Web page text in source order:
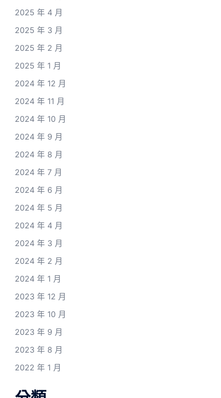
2025 年 4 月
2025 年 3 月
2025 年 2 月
2025 年 1 月
2024 年 12 月
2024 年 11 月
2024 年 10 月
2024 年 9 月
2024 年 8 月
2024 年 7 月
2024 年 6 月
2024 年 5 月
2024 年 4 月
2024 年 3 月
2024 年 2 月
2024 年 1 月
2023 年 12 月
2023 年 10 月
2023 年 9 月
2023 年 8 月
2022 年 1 月